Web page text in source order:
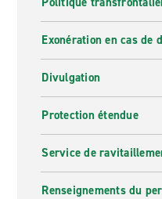
Exonération en cas de
Divulgation
Protection étendue
Service de
Renseignements du